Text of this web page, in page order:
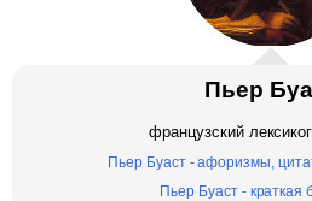
Пьер
французский
Пьер Буаст - афоризмы,
Пьер Буаст - краткая